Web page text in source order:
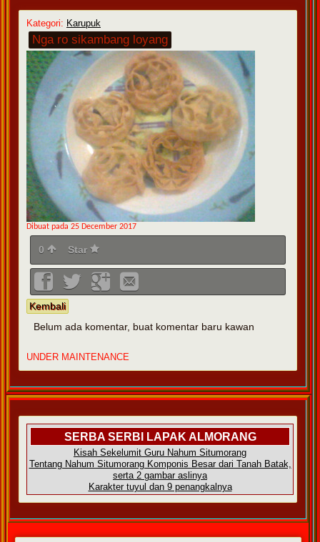
Kategori: Karupuk
Nga ro sikambang loyang
Dibuat pada 25 December 2017
0 Star
Kembali
Belum ada komentar, buat komentar baru kawan
UNDER MAINTENANCE
SERBA SERBI LAPAK ALMORANG
Kisah Sekelumit Guru Nahum Situmorang
Tentang Nahum Situmorang Komponis Besar dari Tanah Batak,
serta 2 gambar aslinya
Karakter tuyul dan 9 penangkalnya